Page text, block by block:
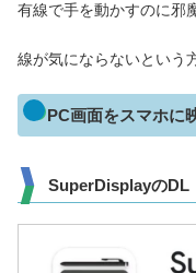
有線で手を動かすのに邪
線が気にならないという
PC画面をスマホに
SuperDisplayのDL